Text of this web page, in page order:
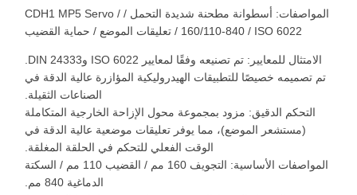
المواصفات: أسطوانة مطحنة شديدة التحمل / CDH1 MP5 Servo /
160/110-840 / ISO 6022 / تعليقات الموضع / حماية القضيب
الامتثال للمعايير: تم تصنيعه وفقًا لمعايير ISO 6022 وDIN 24333.
تم تصميمه خصيصًا للتطبيقات الهيدروليكية المؤازرة عالية الدقة في
الصناعات الثقيلة.
التحكم الدقيق: مزود بمجموعة محول الإزاحة الخارجية المتكاملة
(مستشعر الموضع)، مما يوفر تعليقات موضعية عالية الدقة في
الوقت الفعلي للتحكم في الحلقة المغلقة.
المواصفات الأساسية: التجويف 160 مم / القضيب 110 مم / السكتة
الدماغية 840 مم.